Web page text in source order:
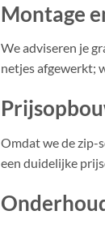
Montage
We adviseren je
netjes afgewerkt;
Omdat we de zip-
een duidelijke